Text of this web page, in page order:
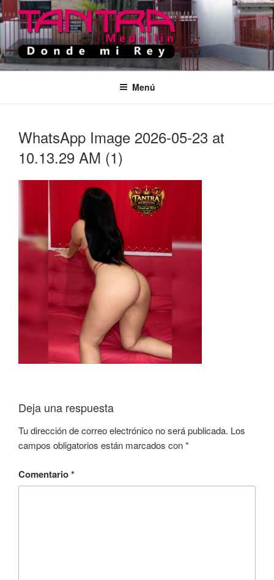
Saltar
al
contenido
TANTRA MEDELLIN
Donde Mi Rey
Menú
WhatsApp Image 2026-05-23 at
10.13.29 AM (1)
Deja una respuesta
Tu dirección de correo electrónico no será publicada. Los
campos obligatorios están marcados con*
Comentario*